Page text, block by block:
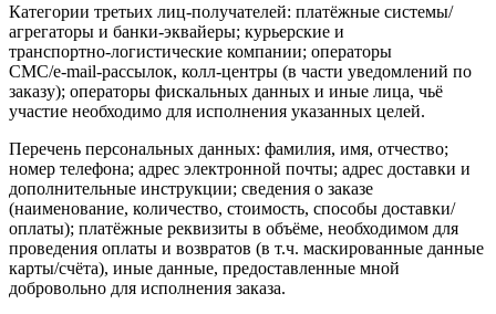
Категории третьих лиц-получателей: платёжные системы/
агрегаторы и банки-эквайеры; курьерские и
транспортно‑логистические компании; операторы
СМС/e‑mail‑рассылок, колл‑центры (в части уведомлений по
заказу); операторы фискальных данных и иные лица, чьё
участие необходимо для исполнения указанных целей.
Перечень персональных данных: фамилия, имя, отчество;
номер телефона; адрес электронной почты; адрес доставки и
дополнительные инструкции; сведения о заказе
(наименование, количество, стоимость, способы доставки/
оплаты); платёжные реквизиты в объёме, необходимом для
проведения оплаты и возвратов (в т.ч. маскированные данные
карты/счёта), иные данные, предоставленные мной
добровольно для исполнения заказа.